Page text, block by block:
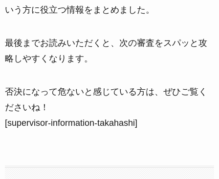
いう方に役立つ情報をまとめました。
最後までお読みいただくと、 次の審査をスパッと攻
略しやすくなります。
否決になって危ないと感じている方は、ぜひご覧く
ださいね！
[supervisor-information-takahashi]